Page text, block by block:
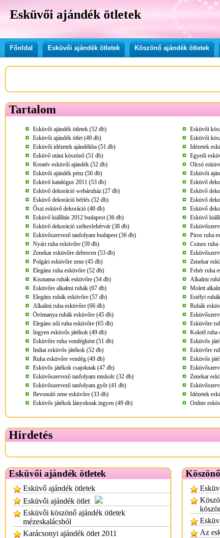
Esküvői ajándék ötletek
Főoldal Esküvői ajándék ötletek Köszönő ajándék ötletek
Tartalom
Esküvői ajándék ötletek (52 db)
Esküvői
Esküvői ajándék ötlet (49 db)
Esküvői
Esküvői idézetek ajándékba (51 db)
Idézetek
Esküvő utáni köszönő (51 db)
Egyedi
Kreatív esküvői ajándék (52 db)
Olcsó
Esküvői ajándék pénz (50 db)
Esküvői
Esküvő katalógus 2011 (53 db)
Esküvő
Esküvő dekoráció webáruház (27 db)
Esküvő
Esküvő dekoráció bérlés (52 db)
Esküvő
Őszi esküvő dekoráció (40 db)
Esküvő
Esküvő kiállítás 2012 budapest (36 db)
Esküvő
Esküvő dekoráció székesfehérvár (38 db)
Esküvőszervező tanfolyam budapest (36 db)
Piros ruha
Nyári ruha esküvőre (59 db)
Csinos ruha
Zenekar esküvőre debrecen (53 db)
Polgári esküvőre zene (45 db)
Zenekar
Elegáns ruha esküvőre (52 db)
Fehér ruha
Kismama ruhák esküvőre (54 db)
Alkalmi
Esküvőre alkalmi ruhák (67 db)
Molett
Elegáns ruhák esküvőre (57 db)
Estélyi
Alkalmi ruha esküvőre (66 db)
Ruhák
Örömanya ruhák esküvőre (45 db)
Elegáns női ruha esküvőre (65 db)
Esküvőre
Ingyen esküvős játékok (49 db)
Koktél ruha
Esküvőre ruha vendégként (51 db)
Esküvős
Indiai esküvős játékok (52 db)
Esküvőre
Ruha esküvőre vendég (49 db)
Esküvős
Esküvős játékok csajoknak (47 db)
Esküvőszervező tanfolyam miskolc (32 db)
Zenekar
Esküvőszervező tanfolyam győr (41 db)
Bevonuló zene esküvőre (33 db)
Idézetek
Esküvős játékok lányoknak ingyen (49 db)
Online
Hirdetés
Esküvői ajándék ötletek
Esküvő ajándék ötletek
Esküvői ajándék ötlet
Esküvői köszönő ajándék ötletek
mézeskalácsból
Karácsonyi ajándék ötlet 2011
Az